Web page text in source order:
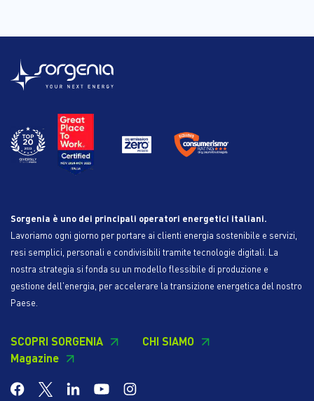
Sorgenia è uno dei principali operatori energetici italiani.
Lavoriamo ogni giorno per portare ai clienti energia sostenibile e servizi,
resi semplici, personali e condivisibili tramite tecnologie digitali. La
nostra strategia si fonda su un modello flessibile di produzione e
gestione dell'energia, per accelerare la transizione energetica del nostro
Paese.
SCOPRI SORGENIA
CHI SIAMO
Magazine